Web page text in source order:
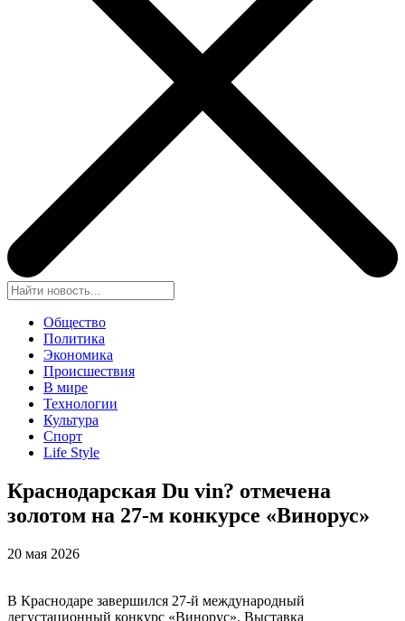
Общество
Политика
Экономика
Происшествия
В мире
Технологии
Культура
Спорт
Life Style
Краснодарская Du vin? отмечена
золотом на 27-м конкурсе «Винорус»
20 мая 2026
В Краснодаре завершился 27-й международный
дегустационный конкурс «Винорус». Выставка